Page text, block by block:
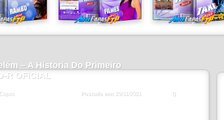
– A Historia Do Primeiro
R OFICIAL
0
Postado em: 29/11/2021